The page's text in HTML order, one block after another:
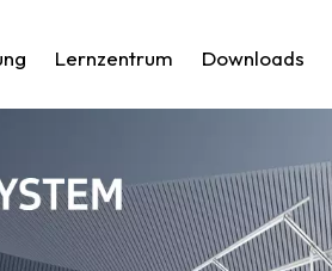
Lernzentrum Downloads